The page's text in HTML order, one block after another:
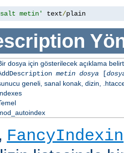
metin' text/plain
dosya için gösterilecek açıklama
metin dosya[
geneli, sanal konak, dizin,